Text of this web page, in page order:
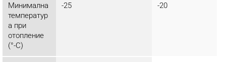
Минимална
температур
а при
отопление
(°-C)
-25 -20